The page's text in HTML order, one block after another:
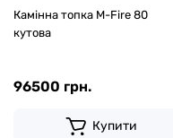
Камінна топка M-Fire 80
кутова
96500 грн.
Купити